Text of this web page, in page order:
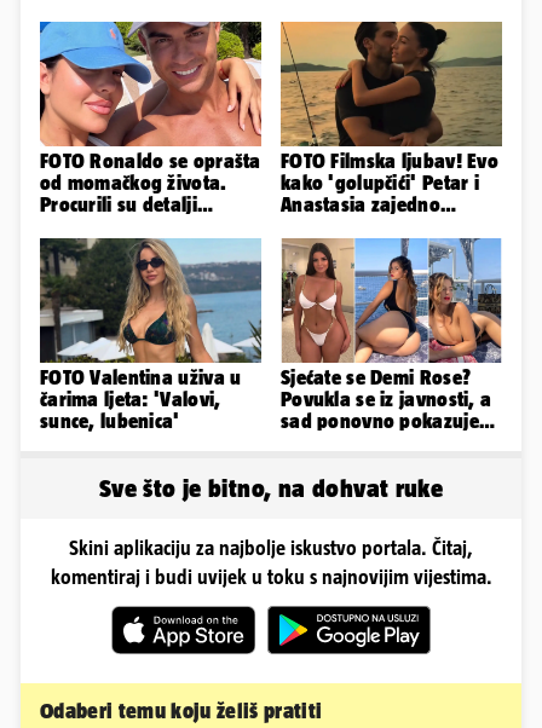
FOTO Ronaldo se oprašta
od momačkog života.
Procurili su detalji
FOTO Filmska ljubav! Evo
kako 'golupčići' Petar i
Anastasia zajedno
FOTO Valentina uživa u
čarima ljeta: 'Valovi,
sunce, lubenica'
Sjećate se Demi Rose?
Povukla se iz javnosti, a
sad ponovno pokazuje
Sve što je bitno, na dohvat ruke
Skini aplikaciju za najbolje iskustvo portala. Čitaj,
komentiraj i budi uvijek u toku s najnovijim vijestima.
Odaberi temu koju želiš pratiti